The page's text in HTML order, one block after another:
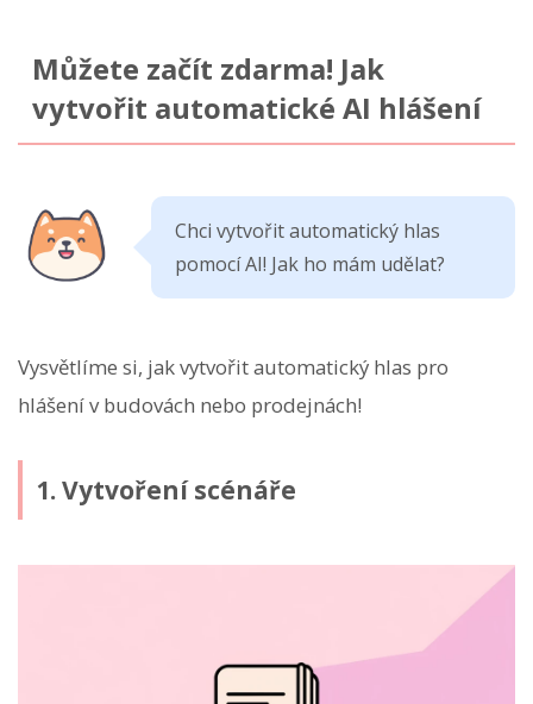
Můžete začít zdarma! Jak
vytvořit automatické AI hlášení
Chci vytvořit automatický hlas
pomocí AI! Jak ho mám udělat?
Vysvětlíme si, jak vytvořit automatický hlas pro
hlášení v budovách nebo prodejnách!
1. Vytvoření scénáře